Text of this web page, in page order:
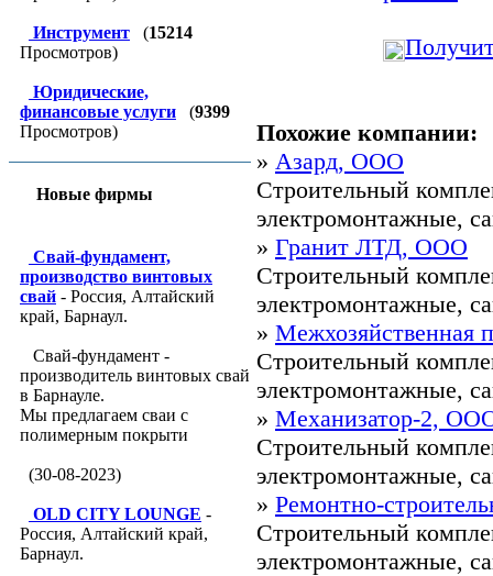
Инструмент (15214
Просмотров)
Юридические,
финансовые услуги
(9399
Просмотров)
Новые фирмы
Свай-фундамент,
производство винтовых
свай - Россия, Алтайский
край, Барнаул.
Свай-фундамент -
производитель винтовых свай
в Барнауле.
Мы предлагаем сваи с
полимерным покрыти
(30-08-2023)
OLD CITY LOUNGE -
Россия, Алтайский край,
Барнаул.
Похожие компании:
» Азард, ООО
Строительный
электромонтажные,
» Гранит ЛТД, ООО
Строительный
электромонтажные,
» Межхозяйственная
Строительный
электромонтажные,
» Механизатор-2,
Строительный
электромонтажные,
» Ремонтно-
Строительный
электромонтажные,